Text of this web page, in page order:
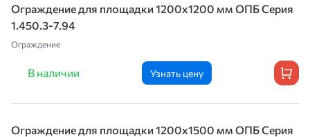
Ограждение для площадки 1200х1200 мм ОПБ Серия
1.450.3-7.94
Ограждение
В наличии Узнать цену
Ограждение для площадки 1200х1500 мм ОПБ Серия